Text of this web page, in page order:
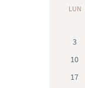
LUN
3
10
17